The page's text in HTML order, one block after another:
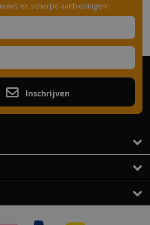
en scherpe aanbiedingen!
Inschrijven